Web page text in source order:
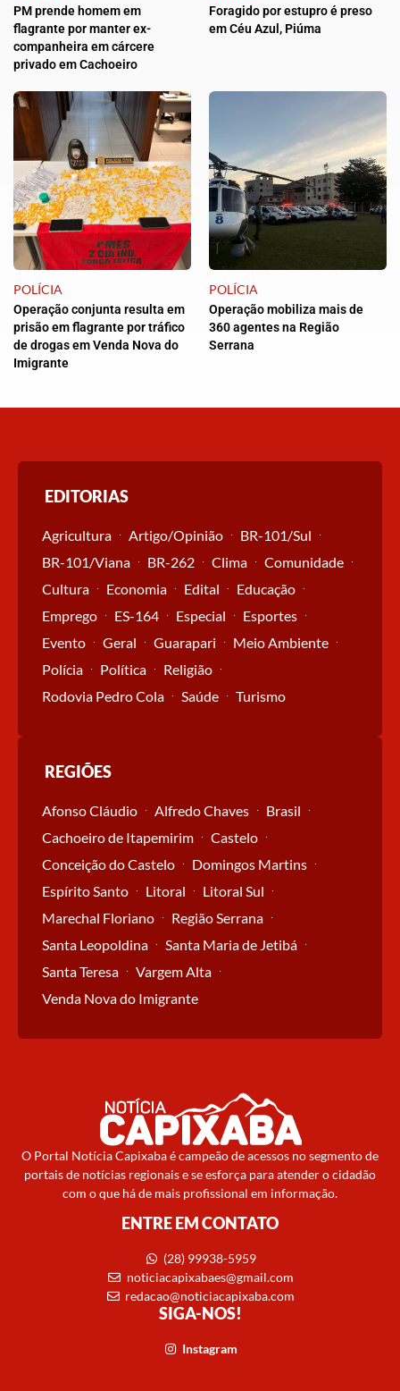
PM prende homem em
flagrante por manter ex-
companheira em cárcere
privado em Cachoeiro
Foragido por estupro é preso
em Céu Azul, Piúma
POLÍCIA
Operação conjunta resulta em
prisão em flagrante por tráfico
de drogas em Venda Nova do
Imigrante
POLÍCIA
Operação mobiliza mais de
360 agentes na Região
Serrana
EDITORIAS
Agricultura Artigo/Opinião
BR-101/Sul
BR-101/Viana
BR-262 Clima
Comunidade
Cultura
Economia Edital
Educação
Emprego
ES-164 Especial
Esportes
Evento
Geral Guarapari
Meio Ambiente
Polícia
Política
Religião
Rodovia Pedro Cola
Saúde Turismo
REGIÕES
Afonso Cláudio Alfredo Chaves
Brasil
Cachoeiro de Itapemirim
Castelo
Conceição do Castelo
Domingos Martins
Espírito Santo
Litoral
Litoral Sul
Marechal Floriano
Região Serrana
Santa Leopoldina
Santa Maria de Jetibá
Santa Teresa
Vargem Alta
Venda Nova do Imigrante
O Portal Notícia Capixaba é campeão de acessos no segmento de
portais de notícias regionais e se esforça para atender o cidadão
com o que há de mais profissional em informação.
ENTRE EM CONTATO
(28) 99938-5959
noticiacapixabaes@gmail.com
redacao@noticiacapixaba.com
SIGA-NOS!
Instagram